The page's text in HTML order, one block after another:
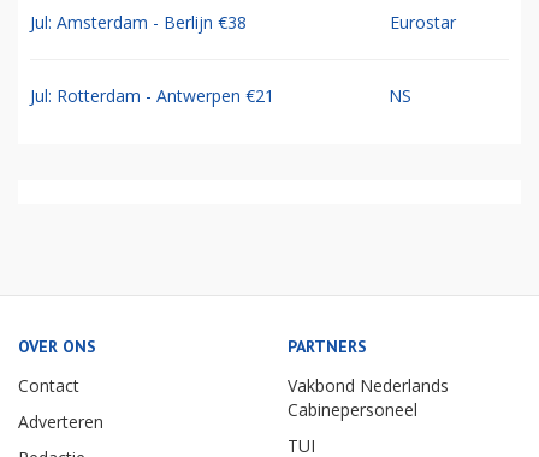
Jul: Amsterdam - Berlijn €38 Eurostar
Jul: Rotterdam - Antwerpen €21 NS
OVER ONS
Contact
Adverteren
PARTNERS
Vakbond Nederlands
Cabinepersoneel
TUI